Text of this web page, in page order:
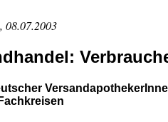
08.07.2003